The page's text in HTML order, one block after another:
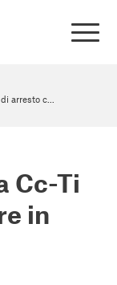
arresto c...
Cc-Ti
in